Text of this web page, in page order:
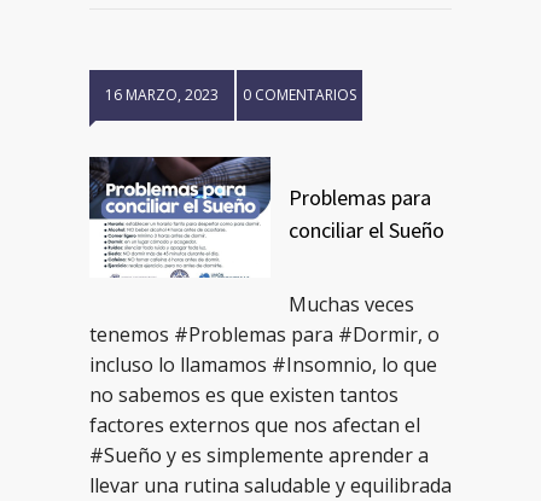
16 MARZO, 2023 0 COMENTARIOS
Problemas para
conciliar el Sueño
Muchas veces
tenemos #Problemas para #Dormir, o
incluso lo llamamos #Insomnio, lo que
no sabemos es que existen tantos
factores externos que nos afectan el
#Sueño y es simplemente aprender a
llevar una rutina saludable y equilibrada